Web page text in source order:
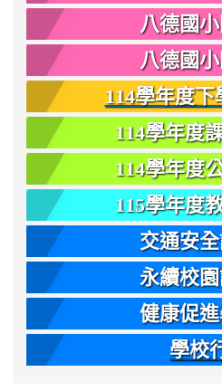
八德國
八德國
114學年度
114學年
114學年
115學年度
交通安
永續校
健康促
學校